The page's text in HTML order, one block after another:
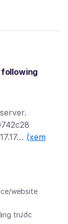
(xem
website
trước